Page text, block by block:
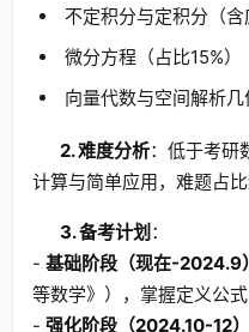
不定积分与定积分（含
微分方程（占比15%）
向量代数与空间解析几
2. 难度分析：低于考研
计算与简单应用，难题占比
3. 备考计划 ：
- 基础阶段（现在-2024.9）
等数学》），掌握定义公
- 强化阶段（2024.10-12）